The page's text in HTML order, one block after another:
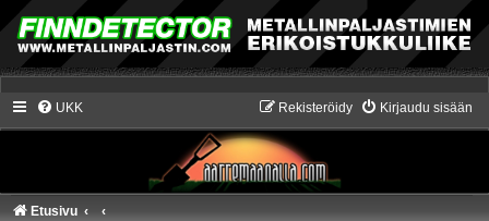
UKK Kirjaudu sisään
Rekisteröidy
Etusivu